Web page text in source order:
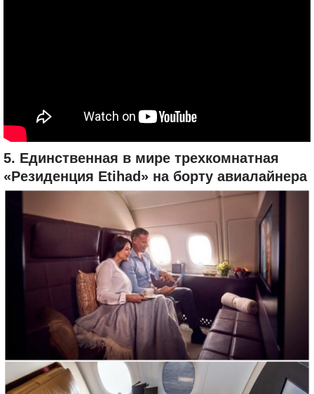
5. Единственная в мире трехкомнатная
«Резиденция Etihad» на борту авиалайнера